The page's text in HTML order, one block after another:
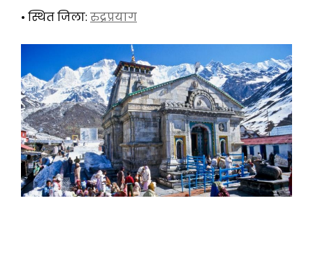
• स्थित जिला: रुद्रप्रयाग